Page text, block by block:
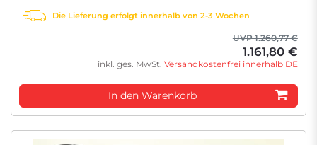
Die Lieferung erfolgt innerhalb von 2-3 Wochen
UVP 1.260,77 €
1.161,80 €
inkl. ges. MwSt. Versandkostenfrei innerhalb DE
In den Warenkorb